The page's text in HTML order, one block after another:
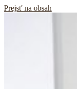
Prejsť na obsah